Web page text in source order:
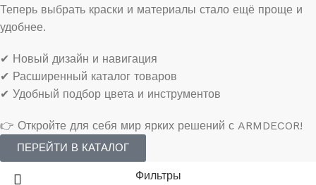
Теперь выбрать краски и материалы стало ещё проще и
удобнее.
✔ Новый дизайн и навигация
✔ Расширенный каталог товаров
✔ Удобный подбор цвета и инструментов
👉 Откройте для себя мир ярких решений с ARMDECOR!
ПЕРЕЙТИ В КАТАЛОГ
Фильтры